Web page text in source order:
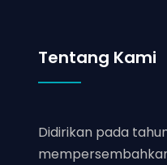
Tentang Kami
Didirikan pada